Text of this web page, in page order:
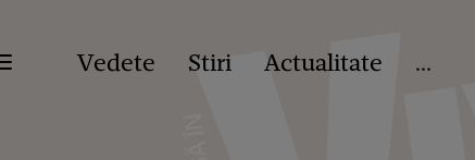
Vedete Stiri Actualitate ...